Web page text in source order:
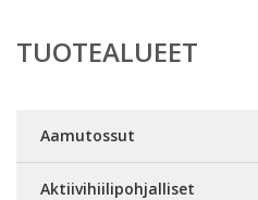
TUOTEALUEET
Aamutossut
Aktiivihiilipohjalliset